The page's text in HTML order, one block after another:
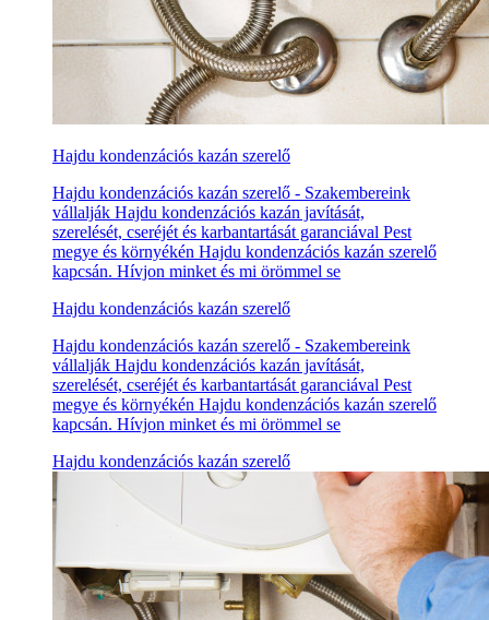
Hajdu kondenzációs kazán szerelő
Hajdu kondenzációs kazán szerelő - Szakembereink
vállalják Hajdu kondenzációs kazán javítását,
szerelését, cseréjét és karbantartását garanciával Pest
megye és környékén Hajdu kondenzációs kazán szerelő
kapcsán. Hívjon minket és mi örömmel se
Hajdu kondenzációs kazán szerelő
Hajdu kondenzációs kazán szerelő - Szakembereink
vállalják Hajdu kondenzációs kazán javítását,
szerelését, cseréjét és karbantartását garanciával Pest
megye és környékén Hajdu kondenzációs kazán szerelő
kapcsán. Hívjon minket és mi örömmel se
Hajdu kondenzációs kazán szerelő